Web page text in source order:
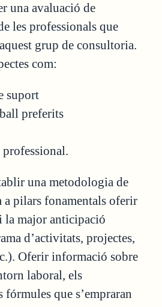
una avaluació de
les professionals que
grup de consultoria.
com:
suport
preferits
una metodologia de
a pilars fonamentals oferir
la major anticipació
d’activitats, projectes,
Oferir informació sobre
laboral, els
que s’empraran